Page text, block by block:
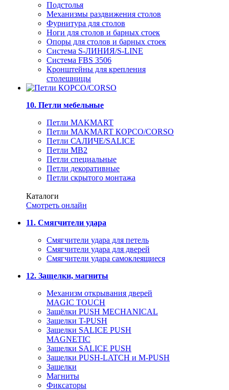
Подстолья
Механизмы раздвижения столов
Фурнитура для столов
Ноги для столов и барных стоек
Опоры для столов и барных стоек
Система S-ЛИНИЯ/S-LINE
Система FBS 3506
Кронштейны для крепления
столешницы
10. Петли мебельные
Петли MAKMART
Петли MAKMART КОРСО/CORSO
Петли САЛИЧЕ/SALICE
Петли MB2
Петли специальные
Петли декоративные
Петли скрытого монтажа
Каталоги
Смотреть онлайн
11. Смягчители удара
Смягчители удара для петель
Смягчители удара для дверей
Cмягчители удара самоклеящиеся
12. Защелки, магниты
Механизм открывания дверей
MAGIC TOUCH
Защёлки PUSH MECHANICAL
Защелки T-PUSH
Защелки SALICE PUSH
MAGNETIC
Защелки SALICE PUSH
Защелки PUSH-LATCH и M-PUSH
Защелки
Магниты
Фиксаторы